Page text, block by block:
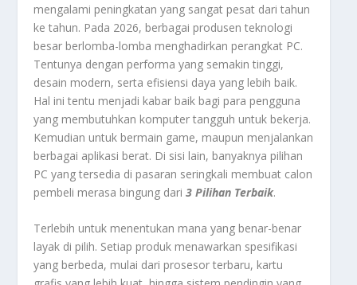
mengalami peningkatan yang sangat pesat dari tahun
ke tahun. Pada 2026, berbagai produsen teknologi
besar berlomba-lomba menghadirkan perangkat PC.
Tentunya dengan performa yang semakin tinggi,
desain modern, serta efisiensi daya yang lebih baik.
Hal ini tentu menjadi kabar baik bagi para pengguna
yang membutuhkan komputer tangguh untuk bekerja.
Kemudian untuk bermain game, maupun menjalankan
berbagai aplikasi berat. Di sisi lain, banyaknya pilihan
PC yang tersedia di pasaran seringkali membuat calon
pembeli merasa bingung dari3 Pilihan Terbaik.
Terlebih untuk menentukan mana yang benar-benar
layak di pilih. Setiap produk menawarkan spesifikasi
yang berbeda, mulai dari prosesor terbaru, kartu